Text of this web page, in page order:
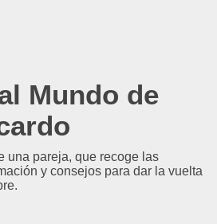
Mundo de
una pareja, que recoge las
y consejos para dar la vuelta